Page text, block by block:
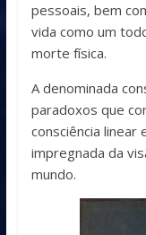
pessoais, bem
vida como um
morte física.
A denominada
paradoxos que
consciência linear
impregnada da
mundo.